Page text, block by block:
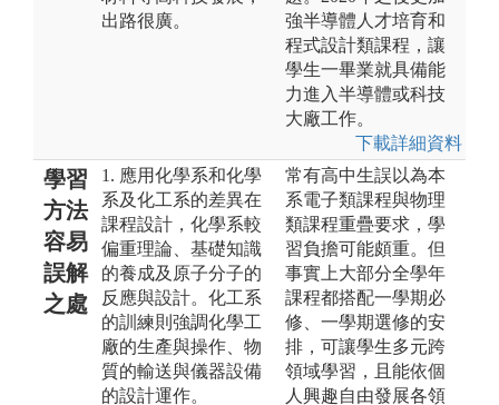
出路很廣。
強半導體人才培育和
程式設計類課程，讓
學生一畢業就具備能
力進入半導體或科技
大廠工作。
下載詳細資料
學習
方法
容易
誤解
之處
1. 應用化學系和化學
系及化工系的差異在
課程設計，化學系較
偏重理論、基礎知識
的養成及原子分子的
反應與設計。化工系
的訓練則強調化學工
廠的生產與操作、物
質的輸送與儀器設備
的設計運作。
常有高中生誤以為本
系電子類課程與物理
類課程重疊要求，學
習負擔可能頗重。但
事實上大部分全學年
課程都搭配一學期必
修、一學期選修的安
排，可讓學生多元跨
領域學習，且能依個
人興趣自由發展各領